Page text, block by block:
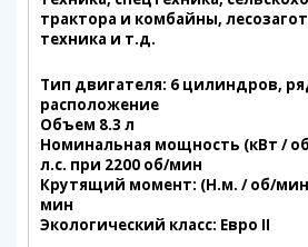
трактора и комбайны,
техника и т.д.
Тип двигателя: 6 цилиндров,
расположение
Объем 8.3 л
Номинальная мощность (кВт /
л.с. при 2200 об/мин
Крутящий момент: (Н.м. / об/
мин
Экологический класс: Евро II